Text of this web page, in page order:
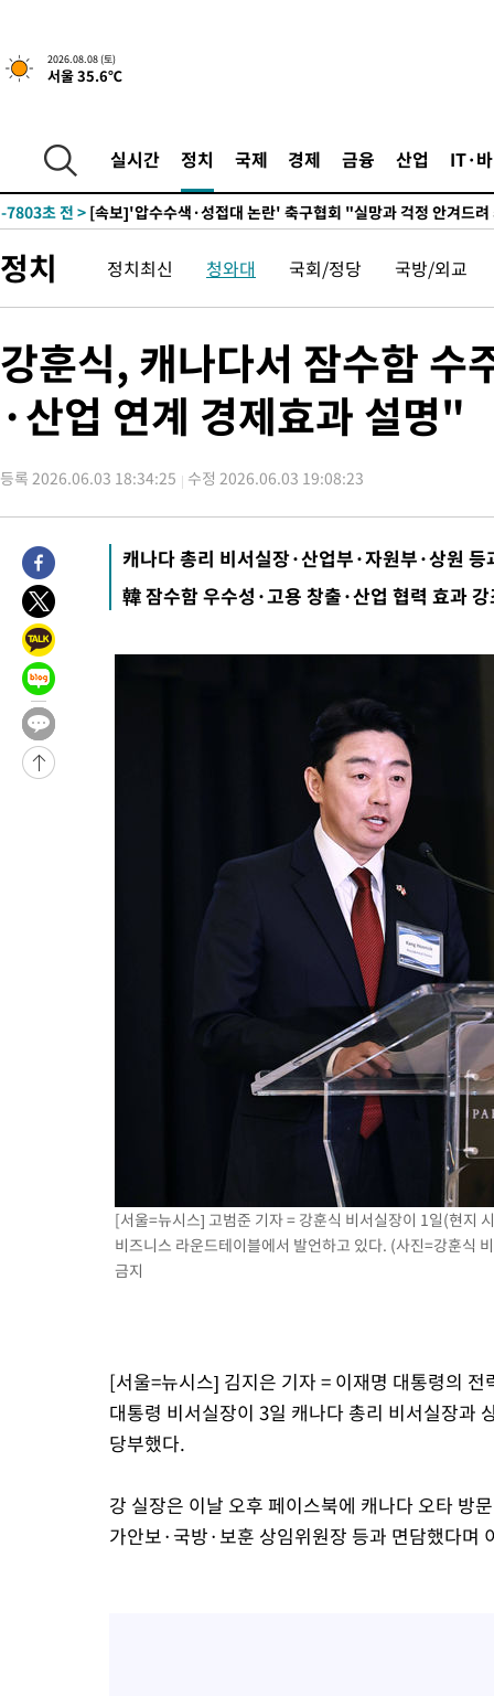
2026.08.08 (토)
서울 35.6℃
실시간 정치 국제 경제 금융 산업 IT·
-19131초 전 >선재도서 해루질 나섰다 실종 60대, 닷새 만에 숨진 채 발견
-16665초 전 >남자 농구, 나고야 아시안게임서 '홈팀' 일본과 한일전
-12268초 전 >
극한폭염 한풀 꺾이지만…'낮 최고 35도' 무더위, 열대야 계속
주 날씨]
-9286초 전 >
-7803초 전 > [속보]'압수수색·성접대 논란' 축구협회 "실망과 걱정 안겨드려
2시간 전 >
[속보]뉴욕증시 상승 마감…S&P 0.6% 나스닥 1.3%↑
-31389초 전 >온열질환 사망자 3명 늘어…누적 환자 3000명 돌파
-21441초 전 >백운산서 80년근 천종산삼 9뿌리 발견…감정가 1.3억원
-19151초 전 >선재도서 해루질 나섰다 실종 60대, 닷새 만에 숨진 채 발견
-16685초 전 > 남자 농구, 나고야 아시안게임서 '홈팀' 일본과 한일전
-12288초 전 >극한폭염 한풀 꺾이지만…'낮 최고 35도' 무더위, 열대야 계속
주 날씨]
-9306초 전 >축구협회 "압수수색·성접대 논란 사과…쇄신의 기회로 삼겠다"
-7823초 전 >
[속보]'압수수색·성접대 논란' 축구협회 "실망과 걱정 안겨드려
59분 전 >
'최고 37도' 폭염 지속…강원동해안 최대 150㎜ 비
2시간 전 >
[속보]뉴욕증시 상승 마감…S&P 0.6% 나스닥 1.3%↑
정치 정치최신 청와대 국회/정당 국방/외교
강훈식, 캐나다서 잠수함
·산업 연계 경제효과 설명"
등록 2026.06.03 18:34:25 수정 2026.06.03 19:08:23
캐나다 총리 비서실장·산업부·자원부·상원 등
韓 잠수함 우수성·고용 창출·산업 협력 효과
[서울=뉴시스] 고범준 기자 = 강훈식 비서실장이 1일(현지
비즈니스 라운드테이블에서 발언하고 있다. (사진=강훈식
금지
[서울=뉴시스] 김지은 기자 = 이재명 대통령의
대통령 비서실장이 3일 캐나다 총리 비서실장과
당부했다.
강 실장은 이날 오후 페이스북에 캐나다 오타 방
가안보·국방·보훈 상임위원장 등과 면담했다며